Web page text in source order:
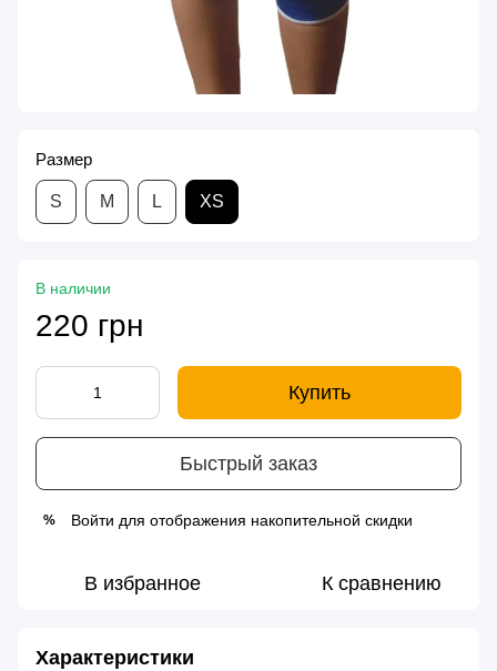
Размер
S M L XS
В наличии
220 грн
Купить
Быстрый заказ
% Войти для отображения накопительной скидки
В избранное К сравнению
Характеристики